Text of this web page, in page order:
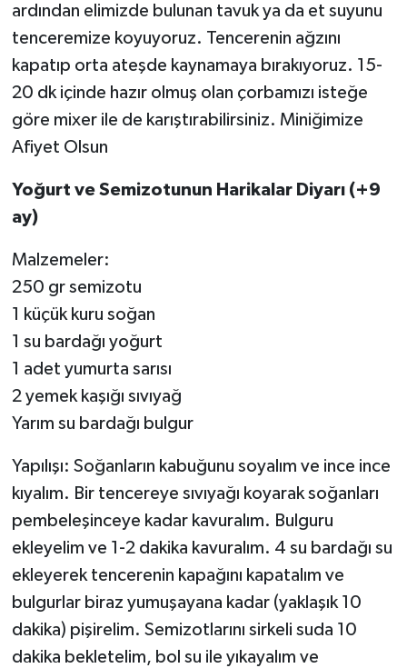
ardından elimizde bulunan tavuk ya da et suyunu
tenceremize koyuyoruz. Tencerenin ağzını
kapatıp orta ateşde kaynamaya bırakıyoruz. 15-
20 dk içinde hazır olmuş olan çorbamızı isteğe
göre mixer ile de karıştırabilirsiniz. Miniğimize
Afiyet Olsun
Yoğurt ve Semizotunun Harikalar Diyarı (+9
ay)
Malzemeler:
250 gr semizotu
1 küçük kuru soğan
1 su bardağı yoğurt
1 adet yumurta sarısı
2 yemek kaşığı sıvıyağ
Yarım su bardağı bulgur
Yapılışı: Soğanların kabuğunu soyalım ve ince ince
kıyalım. Bir tencereye sıvıyağı koyarak soğanları
pembeleşinceye kadar kavuralım. Bulguru
ekleyelim ve 1-2 dakika kavuralım. 4 su bardağı su
ekleyerek tencerenin kapağını kapatalım ve
bulgurlar biraz yumuşayana kadar (yaklaşık 10
dakika) pişirelim. Semizotlarını sirkeli suda 10
dakika bekletelim, bol su ile yıkayalım ve